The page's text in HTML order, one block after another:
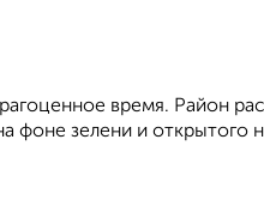
время. Район
фоне зелени и открытого